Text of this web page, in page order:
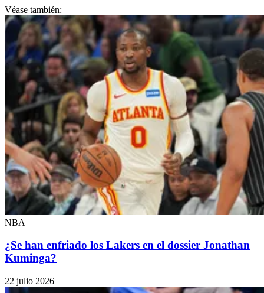
Véase también:
NBA
¿Se han enfriado los Lakers en el dossier Jonathan
Kuminga?
22 julio 2026